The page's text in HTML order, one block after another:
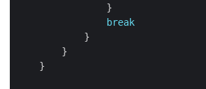
break